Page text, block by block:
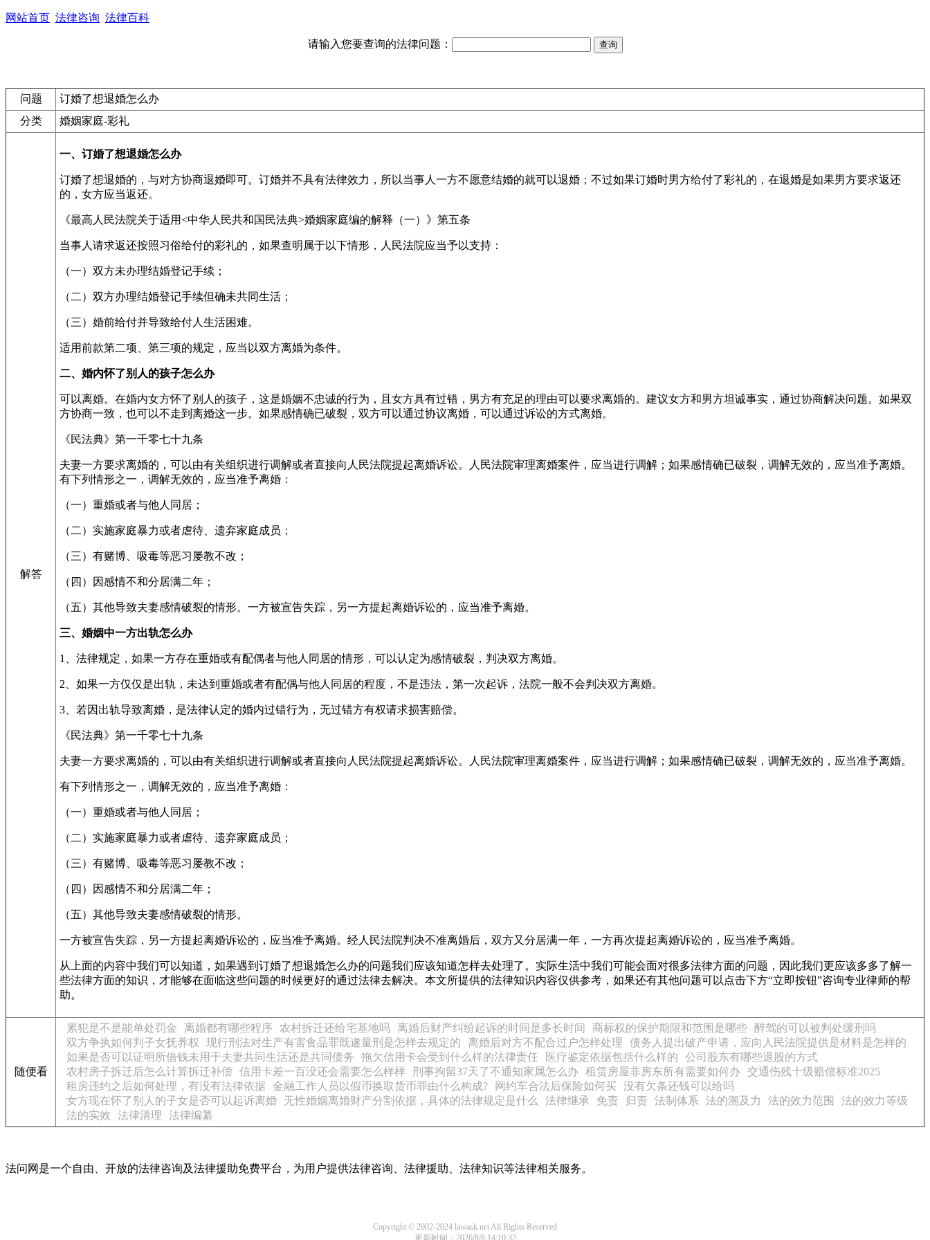
网站首页 法律咨询 法律百科
请输入您要查询的法律问题：
问题
订婚了想退婚怎么办
分类
婚姻家庭-彩礼
解答
一、订婚了想退婚怎么办
订婚了想退婚的，与对方协商退婚即可。订婚并不具有法律效力，所以当事人一方不愿意结婚的就可以退婚；不过如果订婚时男方给付了彩礼的，在退婚是如果男方要求返还
的，女方应当返还。
《最高人民法院关于适用<中华人民共和国民法典>婚姻家庭编的解释（一）》第五条
当事人请求返还按照习俗给付的彩礼的，如果查明属于以下情形，人民法院应当予以支持：
（一）双方未办理结婚登记手续；
（二）双方办理结婚登记手续但确未共同生活；
（三）婚前给付并导致给付人生活困难。
适用前款第二项、第三项的规定，应当以双方离婚为条件。
二、婚内怀了别人的孩子怎么办
可以离婚。在婚内女方怀了别人的孩子，这是婚姻不忠诚的行为，且女方具有过错，男方有充足的理由可以要求离婚的。建议女方和男方坦诚事实，通过协商解决问题。如果双
方协商一致，也可以不走到离婚这一步。如果感情确已破裂，双方可以通过协议离婚，可以通过诉讼的方式离婚。
《民法典》第一千零七十九条
夫妻一方要求离婚的，可以由有关组织进行调解或者直接向人民法院提起离婚诉讼。人民法院审理离婚案件，应当进行调解；如果感情确已破裂，调解无效的，应当准予离婚。
有下列情形之一，调解无效的，应当准予离婚：
（一）重婚或者与他人同居；
（二）实施家庭暴力或者虐待、遗弃家庭成员；
（三）有赌博、吸毒等恶习屡教不改；
（四）因感情不和分居满二年；
（五）其他导致夫妻感情破裂的情形。一方被宣告失踪，另一方提起离婚诉讼的，应当准予离婚。
三、婚姻中一方出轨怎么办
1、法律规定，如果一方存在重婚或有配偶者与他人同居的情形，可以认定为感情破裂，判决双方离婚。
2、如果一方仅仅是出轨，未达到重婚或者有配偶与他人同居的程度，不是违法，第一次起诉，法院一般不会判决双方离婚。
3、若因出轨导致离婚，是法律认定的婚内过错行为，无过错方有权请求损害赔偿。
《民法典》第一千零七十九条
夫妻一方要求离婚的，可以由有关组织进行调解或者直接向人民法院提起离婚诉讼。人民法院审理离婚案件，应当进行调解；如果感情确已破裂，调解无效的，应当准予离婚。
有下列情形之一，调解无效的，应当准予离婚：
（一）重婚或者与他人同居；
（二）实施家庭暴力或者虐待、遗弃家庭成员；
（三）有赌博、吸毒等恶习屡教不改；
（四）因感情不和分居满二年；
（五）其他导致夫妻感情破裂的情形。
一方被宣告失踪，另一方提起离婚诉讼的，应当准予离婚。经人民法院判决不准离婚后，双方又分居满一年，一方再次提起离婚诉讼的，应当准予离婚。
从上面的内容中我们可以知道，如果遇到订婚了想退婚怎么办的问题我们应该知道怎样去处理了。实际生活中我们可能会面对很多法律方面的问题，因此我们更应该多多了解一
些法律方面的知识，才能够在面临这些问题的时候更好的通过法律去解决。本文所提供的法律知识内容仅供参考，如果还有其他问题可以点击下方“立即按钮”咨询专业律师的帮
助。
随便看
累犯是不是能单处罚金 离婚都有哪些程序 农村拆迁还给宅基地吗 离婚后财产纠纷起诉的时间是多长时间 商标权的保护期限和范围是哪些 醉驾的可以被判处缓刑吗
双方争执如何判子女抚养权
现行刑法对生产有害食品罪既遂量刑是怎样去规定的 离婚后对方不配合过户怎样处理
债务人提出破产申请，应向人民法院提供是材料是怎样的
如果是否可以证明所借钱未用于夫妻共同生活还是共同债务
拖欠信用卡会受到什么样的法律责任 医疗鉴定依据包括什么样的
公司股东有哪些退股的方式
农村房子拆迁后怎么计算拆迁补偿
信用卡差一百没还会需要怎么样样 刑事拘留37天了不通知家属怎么办 租赁房屋非房东所有需要如何办 交通伤残十级赔偿标准2025
租房违约之后如何处理，有没有法律依据
金融工作人员以假币换取货币罪由什么构成? 网约车合法后保险如何买
没有欠条还钱可以给吗
女方现在怀了别人的子女是否可以起诉离婚
无性婚姻离婚财产分割依据，具体的法律规定是什么 法律继承 免责 归责 法制体系 法的溯及力 法的效力范围
法的效力等级
法的实效
法律清理 法律编纂
法问网是一个自由、开放的法律咨询及法律援助免费平台，为用户提供法律咨询、法律援助、法律知识等法律相关服务。
Copyright © 2002-2024 lawask.net All Rights Reserved
更新时间：2026/8/8 14:10:32